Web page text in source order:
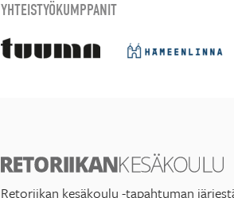
YHTEISTYÖKUMPPANIT
Retoriikan kesäkoulu -tapahtuman